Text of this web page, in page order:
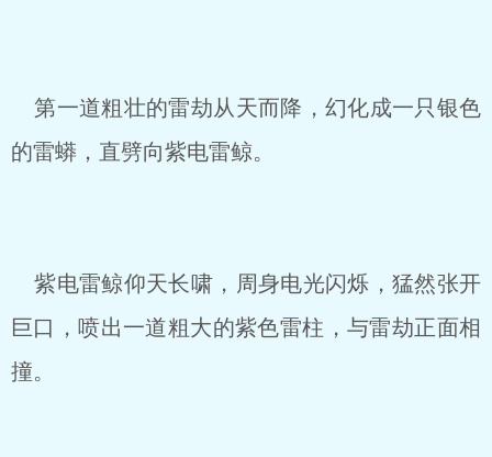
第一道粗壮的雷劫从天而降，幻化成一只银色
的雷蟒，直劈向紫电雷鲸。
紫电雷鲸仰天长啸，周身电光闪烁，猛然张开
巨口，喷出一道粗大的紫色雷柱，与雷劫正面相
撞。